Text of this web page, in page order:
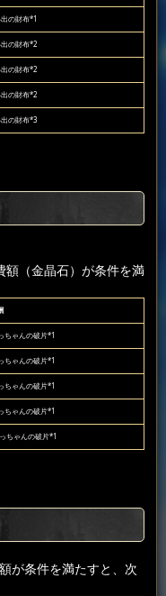
の財布*1
の財布*2
の財布*2
の財布*2
の財布*3
額（金晶石）が条件を満
ちゃんの破片*1
ちゃんの破片*1
ちゃんの破片*1
ちゃんの破片*1
ちゃんの破片*1
が条件を満たすと、次